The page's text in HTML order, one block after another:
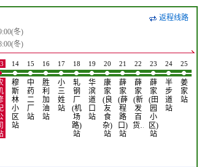
返程线路
冬)
冬)
14
穆
斯
林
小
区
站
15
中
药
二
厂
站
16
胜
利
加
油
站
17
小
三
姓
站
18
轧
钢
厂
(机
场
路)
站
19
华
滨
道
口
站
20
康
家
(良
友
食
杂)
站
21
薛
家
(薛
程
路
口)
站
22
薛
家
(新
发
百
货…
23
薛
家
(田
园
小
区)
站
24
半
步
道
站
25
姜
家
站